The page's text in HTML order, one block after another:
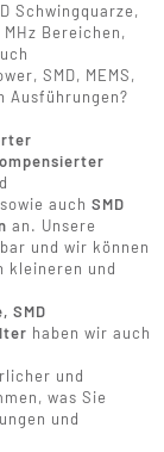
Schwingquarze,
Bereichen,
SMD, MEMS,
Ausführungen?
auch SMD
an. Unsere
und wir können
kleineren und
SMD
haben wir auch
und
was Sie
und